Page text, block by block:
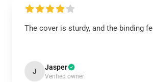
The cover is sturdy, and the binding
J Jasper
Verified owner